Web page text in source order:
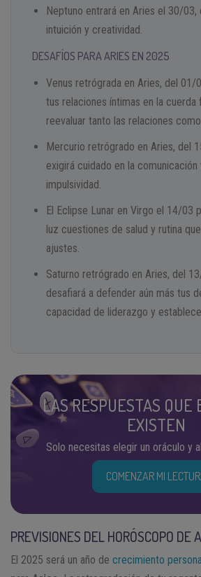
Neptuno entrará en Aries el 30/03,
intuición y creatividad.
DESAFÍOS PARA ARIES EN 2025
Venus retrógrada en Aries, del 01/
tus relaciones íntimas en la cuerda
reevaluar tanto las relaciones
Mercurio retrógrado en Aries, del
exigirá cuidado en la comunicación
impulsividad.
El Eclipse Lunar en Virgo el 14/03
luz cuestiones de salud y rutina
ajustes.
Saturno retrógrado en Aries, del
desafiará a defender aún más tus
capacidad de liderazgo y
LAS RESPUESTAS QUE
EXISTEN
Solo necesitas elegir un oráculo y
COMENZAR MI
PREVISIONES DEL HORÓSCOPO DE
El 2025 será un año de crecimiento